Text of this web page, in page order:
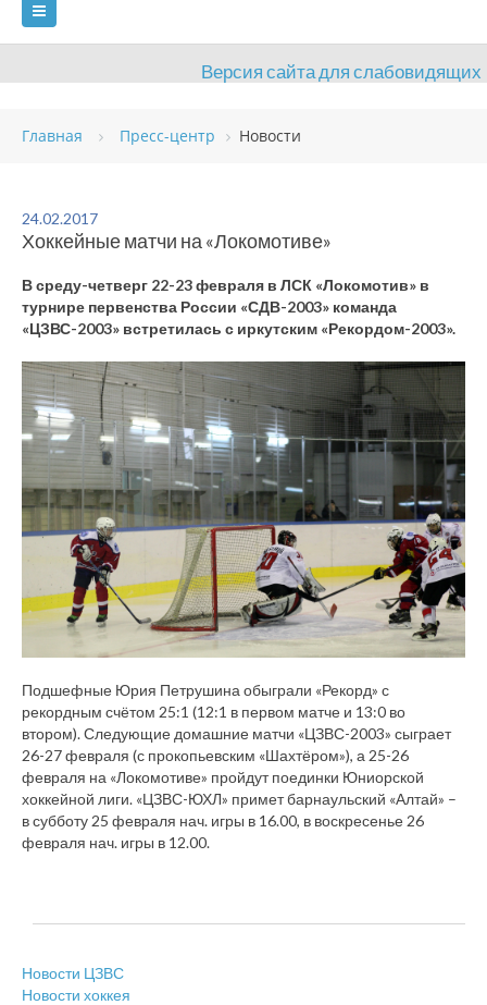
Версия сайта для слабовидящих
ГЛАВНАЯ
ВИДЫ СПОРТА
ОЦЕНКА КАЧЕСТВА ОБРАЗОВАНИЯ ВАКАНСИИ
Главная Пресс-центр Новости
24.02.2017
Хоккейные матчи на «Локомотиве»
В среду-четверг 22-23 февраля в ЛСК «Локомотив» в
турнире первенства России «СДВ-2003» команда
«ЦЗВС-2003» встретилась с иркутским «Рекордом-2003».
Подшефные Юрия Петрушина обыграли «Рекорд» с
рекордным счётом 25:1 (12:1 в первом матче и 13:0 во
втором). Следующие домашние матчи «ЦЗВС-2003» сыграет
26-27 февраля (с прокопьевским «Шахтёром»), а 25-26
февраля на «Локомотиве» пройдут поединки Юниорской
хоккейной лиги. «ЦЗВС-ЮХЛ» примет барнаульский «Алтай» –
в субботу 25 февраля нач. игры в 16.00, в воскресенье 26
февраля нач. игры в 12.00.
Новости ЦЗВС
Новости хоккея